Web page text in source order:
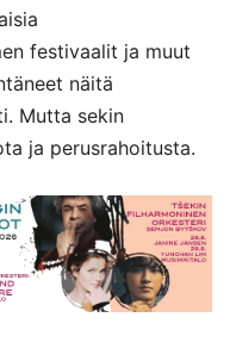
festivaalit ja muut
näitä
Mutta sekin
ja perusrahoitusta.